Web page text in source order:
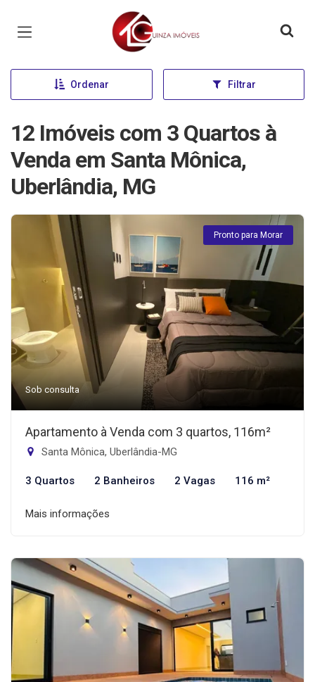
Página inicial
Ordenar Filtrar
12 Imóveis com 3 Quartos à
Venda em Santa Mônica,
Uberlândia, MG
Pronto para Morar
Sob consulta
Apartamento à Venda com 3 quartos, 116m²
Santa Mônica, Uberlândia-MG
3 Quartos 2 Banheiros 2 Vagas 116 m²
Mais informações